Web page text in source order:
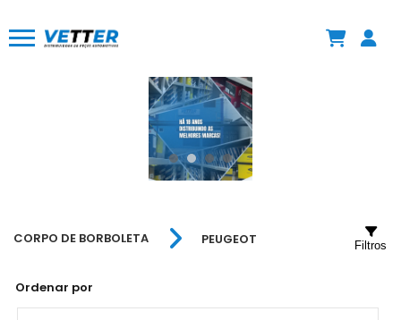
CORPO DE BORBOLETA PEUGEOT
Ordenar por
Filtros